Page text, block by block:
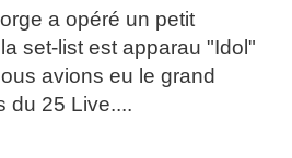
a opéré un petit
set-list est apparau "Idol"
avions eu le grand
du 25 Live....